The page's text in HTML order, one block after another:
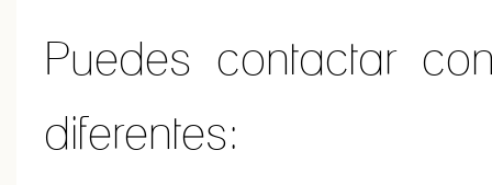
Puedes contactar
diferentes: